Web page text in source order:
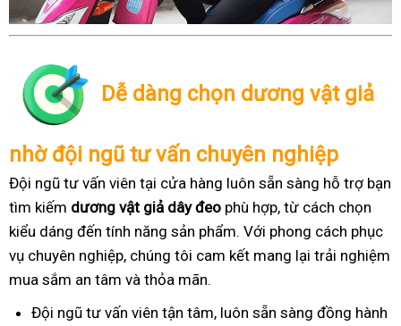
Dễ dàng chọn dương vật giả
nhờ đội ngũ tư vấn chuyên nghiệp
Đội ngũ tư vấn viên tại cửa hàng luôn sẵn sàng hỗ trợ bạn
tìm kiếm dương vật giả dây đeo phù hợp, từ cách chọn
kiểu dáng đến tính năng sản phẩm. Với phong cách phục
vụ chuyên nghiệp, chúng tôi cam kết mang lại trải nghiệm
mua sắm an tâm và thỏa mãn.
Đội ngũ tư vấn viên tận tâm, luôn sẵn sàng đồng hành